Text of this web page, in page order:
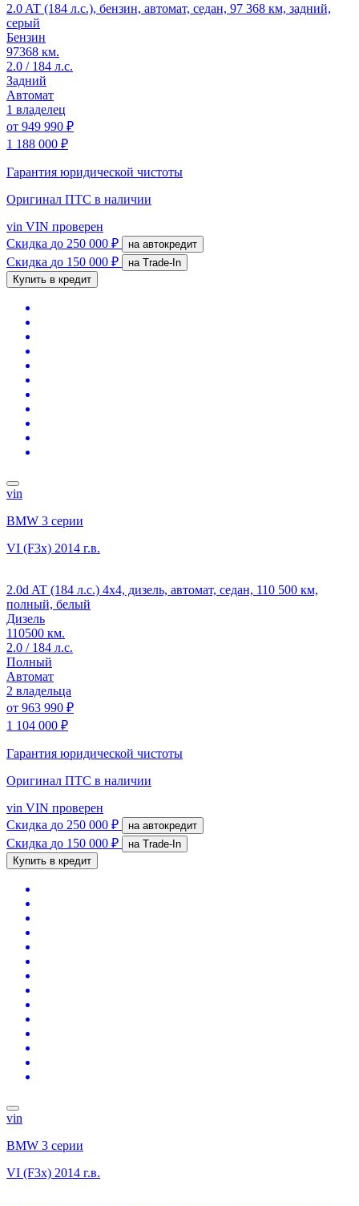
2.0 AT (184 л.с.), бензин, автомат, седан, 97 368 км, задний,
серый
Бензин
97368 км.
2.0 / 184 л.с.
Задний
Автомат
1 владелец
от 949 990 ₽
1 188 000 ₽
Гарантия юридической чистоты
Оригинал ПТС в наличии
vin VIN проверен
Скидка до 250 000 ₽ на автокредит
Скидка до 150 000 ₽
на Trade-In
Купить в кредит
vin
BMW 3 серии
VI (F3x) 2014 г.в.
2.0d AT (184 л.с.) 4x4, дизель, автомат, седан, 110 500 км,
полный, белый
Дизель
110500 км.
2.0 / 184 л.с.
Полный
Автомат
2 владельца
от 963 990 ₽
1 104 000 ₽
Гарантия юридической чистоты
Оригинал ПТС в наличии
vin VIN проверен
Скидка до 250 000 ₽ на автокредит
Скидка до 150 000 ₽
на Trade-In
Купить в кредит
vin
BMW 3 серии
VI (F3x) 2014 г.в.